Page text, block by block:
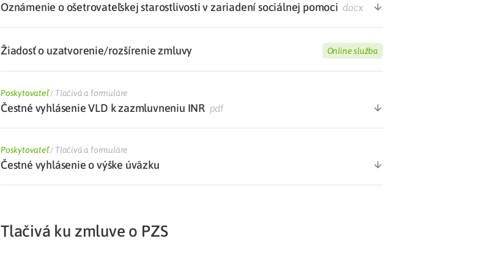
Oznámenie o ošetrovateľskej starostlivosti v zariadení sociálnej pomoci docx
Žiadosť o uzatvorenie/rozšírenie zmluvy Online služba
Poskytovateľ/Tlačivá a formuláre
Čestné vyhlásenie VLD k zazmluvneniu INR pdf
Poskytovateľ/Tlačivá a formuláre
Čestné vyhlásenie o výške úväzku
Tlačivá ku zmluve o PZS